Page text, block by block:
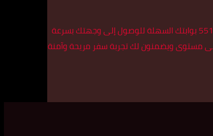
إذا كنت تبحث عن تاكسي في منطقة الواحة، فإن تاكسي الأسطورة هو الخيار الأمثل لك. يعد رقم تاكسي الأسطورة في الواحة 55179079 بوابتك السهلة للوصول إلى وجهتك بسرعة
مستوى ويضمنون لك تجربة سفر مريحة وآمنة